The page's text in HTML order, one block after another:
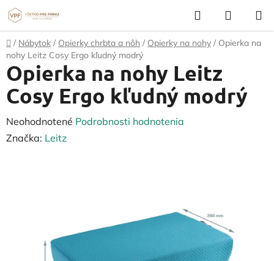
Prejsť
na
obsah
Hľadať
KOŠÍK
Domov
/ Nábytok / Opierky chrbta a nôh / Opierky na nohy / Opierka na
nohy Leitz Cosy Ergo kľudný modrý
Opierka na nohy Leitz
Cosy Ergo kľudný modrý
Priemerné
hodnotenie
hviezdičiek.
Neohodnotené Podrobnosti hodnotenia
Značka: Leitz